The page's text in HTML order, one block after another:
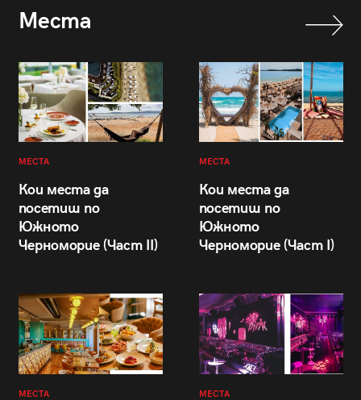
Места
МЕСТА
Кои места да
посетиш по
Южното
Черноморие (Част II)
МЕСТА
Кои места да
посетиш по
Южното
Черноморие (Част I)
МЕСТА МЕСТА